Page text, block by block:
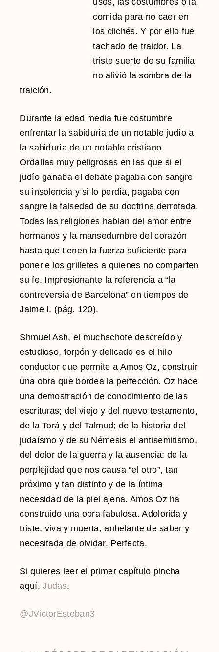
comida para no caer en
los clichés. Y por ello fue
tachado de traidor. La
triste suerte de su familia
no alivió la sombra de la
traición.
Durante la edad media fue costumbre
enfrentar la sabiduría de un notable judío a
la sabiduría de un notable cristiano.
Ordalías muy peligrosas en las que si el
judío ganaba el debate pagaba con sangre
su insolencia y si lo perdía, pagaba con
sangre la falsedad de su doctrina derrotada.
Todas las religiones hablan del amor entre
hermanos y la mansedumbre del corazón
hasta que tienen la fuerza suficiente para
ponerle los grilletes a quienes no comparten
su fe. Impresionante la referencia a “la
controversia de Barcelona” en tiempos de
Jaime I. (pág. 120).
Shmuel Ash, el muchachote descreído y
estudioso, torpón y delicado es el hilo
conductor que permite a Amos Oz, construir
una obra que bordea la perfección. Oz hace
una demostración de conocimiento de las
escrituras; del viejo y del nuevo testamento,
de la Torá y del Talmud; de la historia del
judaísmo y de su Némesis el antisemitismo,
del dolor de la guerra y la ausencia; de la
perplejidad que nos causa “el otro”, tan
próximo y tan distinto y de la íntima
necesidad de la piel ajena. Amos Oz ha
construido una obra fabulosa. Adolorida y
triste, viva y muerta, anhelante de saber y
necesitada de olvidar. Perfecta.
Si quieres leer el primer capítulo pincha
aquí.Judas.
@JVictorEsteban3